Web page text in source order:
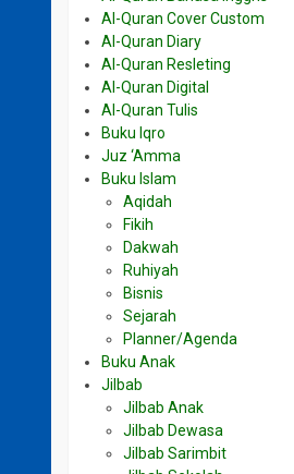
Al-Quran Cover Custom
Al-Quran Diary
Al-Quran Resleting
Al-Quran Digital
Al-Quran Tulis
Buku Iqro
Juz ‘Amma
Buku Islam
Aqidah
Fikih
Dakwah
Ruhiyah
Bisnis
Sejarah
Planner/Agenda
Buku Anak
Jilbab
Jilbab Anak
Jilbab Dewasa
Jilbab Sarimbit